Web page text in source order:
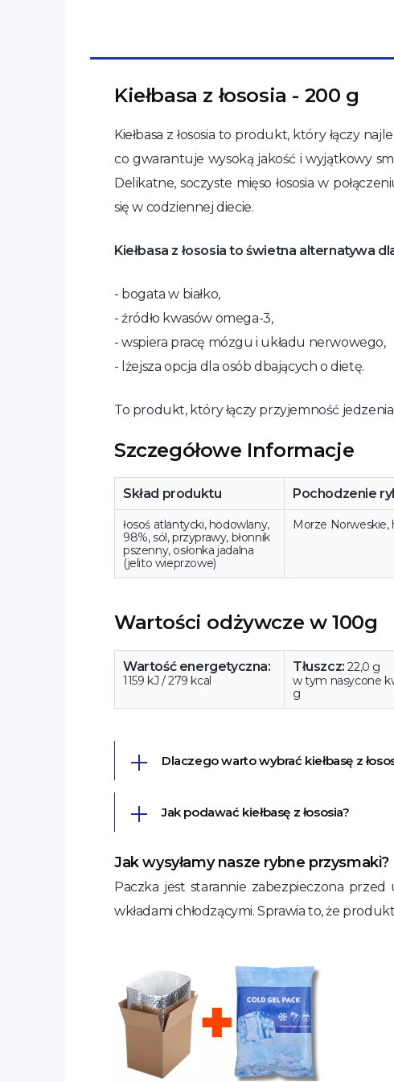
Kiełbasa z łososia - 200 g
Kiełbasa z łososia to produkt, który łączy
co gwarantuje wysoką jakość i wyjątkowy
Delikatne, soczyste mięso łososia w
się w codziennej diecie.
Kiełbasa z łososia to świetna alternatywa
- bogata w białko,
- źródło kwasów omega-3,
- wspiera pracę mózgu i układu nerwowego,
- lżejsza opcja dla osób dbających o dietę.
To produkt, który łączy przyjemność
Szczegółowe Informacje
Skład produktu Pochodzenie
łosoś atlantycki, hodowlany,
98%, sól, przyprawy, błonnik
pszenny, osłonka jadalna
(jelito wieprzowe)
Morze Norweskie,
Wartości odżywcze w 100g
Wartość energetyczna:
1159 kJ / 279 kcal
Tłuszcz: 22,0 g
w tym nasycone
g
Dlaczego warto wybrać kiełbasę z
Jak podawać kiełbasę z łososia?
Jak wysyłamy nasze rybne przysmaki?
Paczka jest starannie zabezpieczona
wkładami chłodzącymi. Sprawia to, że